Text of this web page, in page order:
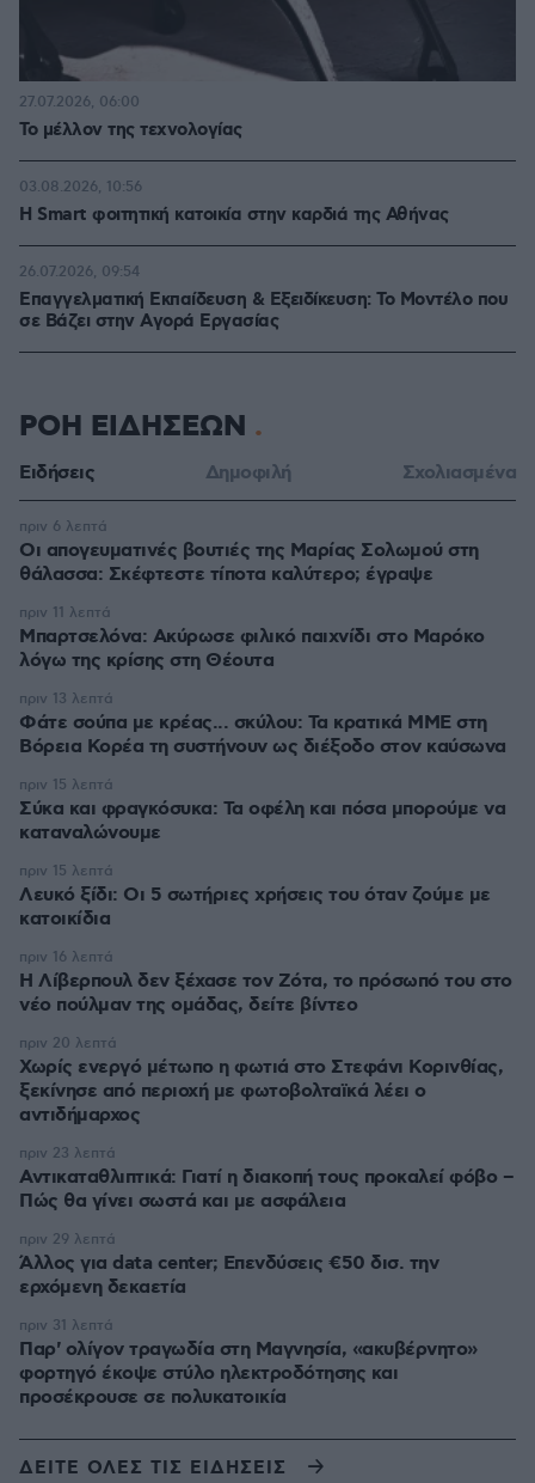
Το μέλλον της τεχνολογίας
27.07.2026, 06:00
Η Smart φοιτητική κατοικία στην καρδιά της Αθήνας
03.08.2026, 10:56
Επαγγελματική Εκπαίδευση & Εξειδίκευση: Το Mοντέλο που
σε Bάζει στην Aγορά Eργασίας
26.07.2026, 09:54
ΡΟΗ ΕΙΔΗΣΕΩΝ
Ειδήσεις Δημοφιλή Σχολιασμένα
Οι απογευματινές βουτιές της Μαρίας Σολωμού στη
θάλασσα: Σκέφτεστε τίποτα καλύτερο; έγραψε
πριν 6 λεπτά
Μπαρτσελόνα: Ακύρωσε φιλικό παιχνίδι στο Μαρόκο
λόγω της κρίσης στη Θέουτα
πριν 11 λεπτά
Φάτε σούπα με κρέας... σκύλου: Τα κρατικά ΜΜΕ στη
Βόρεια Κορέα τη συστήνουν ως διέξοδο στον καύσωνα
πριν 13 λεπτά
Σύκα και φραγκόσυκα: Τα οφέλη και πόσα μπορούμε να
καταναλώνουμε
πριν 15 λεπτά
Λευκό ξίδι: Οι 5 σωτήριες χρήσεις του όταν ζούμε με
κατοικίδια
πριν 15 λεπτά
Η Λίβερπουλ δεν ξέχασε τον Ζότα, το πρόσωπό του στο
νέο πούλμαν της ομάδας, δείτε βίντεο
πριν 16 λεπτά
Χωρίς ενεργό μέτωπο η φωτιά στο Στεφάνι Κορινθίας,
ξεκίνησε από περιοχή με φωτοβολταϊκά λέει ο
αντιδήμαρχος
πριν 20 λεπτά
Αντικαταθλιπτικά: Γιατί η διακοπή τους προκαλεί φόβο –
Πώς θα γίνει σωστά και με ασφάλεια
πριν 23 λεπτά
Άλλος για data center; Επενδύσεις €50 δισ. την
ερχόμενη δεκαετία
πριν 29 λεπτά
Παρ' ολίγον τραγωδία στη Μαγνησία, «ακυβέρνητο»
φορτηγό έκοψε στύλο ηλεκτροδότησης και
προσέκρουσε σε πολυκατοικία
πριν 31 λεπτά
ΔΕΙΤΕ ΟΛΕΣ ΤΙΣ ΕΙΔΗΣΕΙΣ